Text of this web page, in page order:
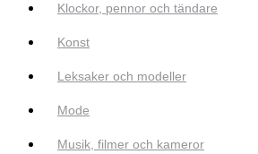
Klockor, pennor och tändare
Konst
Leksaker och modeller
Mode
Musik, filmer och kameror